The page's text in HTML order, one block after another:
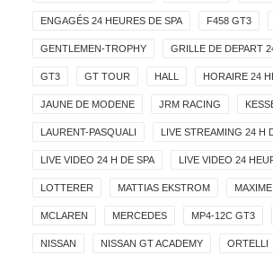
ENGAGÉS 24 HEURES DE SPA F458 GT3
GENTLEMEN-TROPHY GRILLE DE DEPART
GT3 GT TOUR HALL HORAIRE 24
JAUNE DE MODENE JRM RACING
LAURENT-PASQUALI LIVE STREAMING 24 H
LIVE VIDEO 24 H DE SPA LIVE VIDEO 24
LOTTERER MATTIAS EKSTROM
MCLAREN MERCEDES MP4-12C GT3
NISSAN NISSAN GT ACADEMY ORTELLI